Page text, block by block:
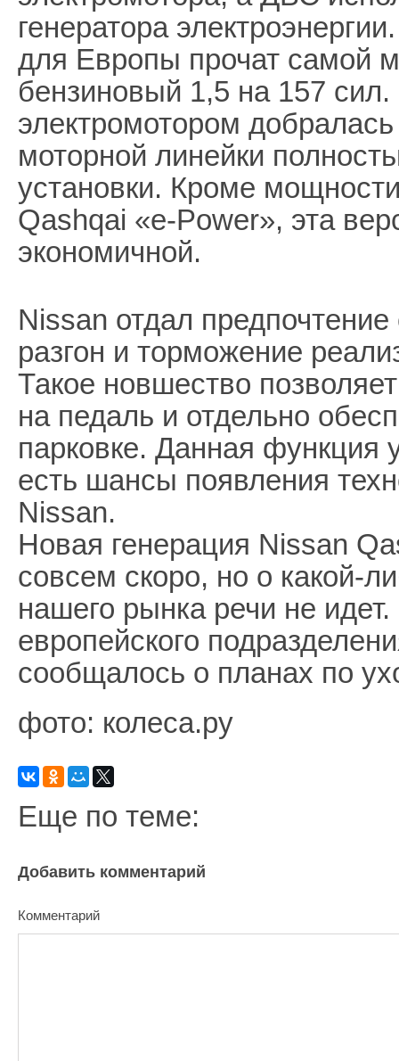
генератора
для Европы прочат самой
бензиновый 1,5 на 157
электромотором
моторной линейки
установки. Кроме
Qashqai «e-Power», эта
экономичной.
Nissan отдал
разгон и торможение
Такое новшество
на педаль и отдельно
парковке. Данная функция
есть шансы появления
Nissan.
Новая генерация Nissan
совсем скоро, но о какой-
нашего рынка речи не
европейского
сообщалось о планах по
фото: колеса.ру
Еще по теме:
Добавить комментарий
Комментарий